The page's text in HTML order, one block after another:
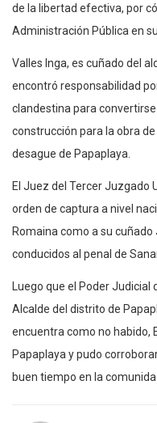
de la libertad efectiva, por
Administración Pública en
Valles Inga, es cuñado del
encontró responsabilidad
clandestina para
construcción para la obra
desague de Papaplaya.
El Juez del Tercer Juzgado
orden de captura a nivel
Romaina como a su cuñado
conducidos al penal de
Luego que el Poder
Alcalde del distrito de
encuentra como no habido,
Papaplaya y pudo
buen tiempo en la